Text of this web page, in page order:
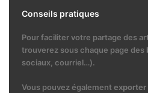
Conseils pratiques
Pour faciliter votre partage des
trouverez sous chaque page des
sociaux, courriel…).
Vous pouvez égalementexporter